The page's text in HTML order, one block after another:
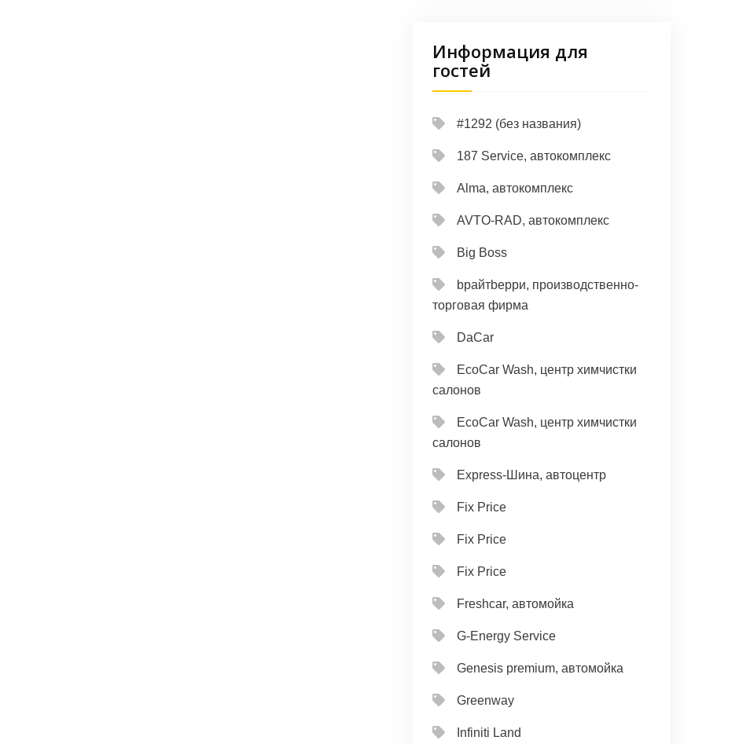
Информация для
гостей
#1292 (без названия)
187 Service, автокомплекс
Alma, автокомплекс
AVTO-RAD, автокомплекс
Big Boss
bрайтbерри, производственно-
торговая фирма
DaCar
EcoCar Wash, центр химчистки
салонов
EcoCar Wash, центр химчистки
салонов
Express-Шина, автоцентр
Fix Price
Fix Price
Fix Price
Freshcar, автомойка
G-Energy Service
Genesis premium, автомойка
Greenway
Infiniti Land